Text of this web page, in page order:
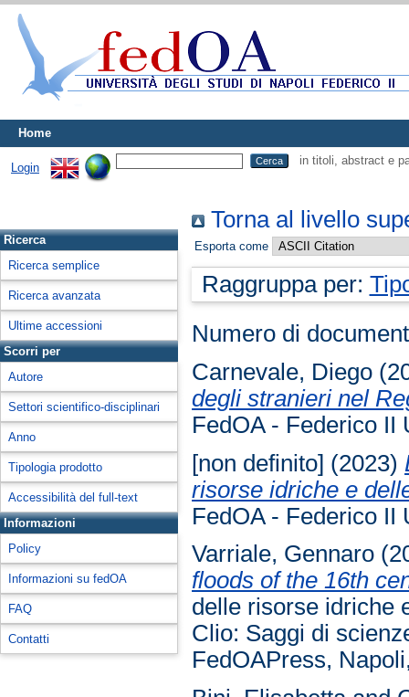
Home
Login
in titoli, abstract e
Ricerca
Ricerca semplice
Ricerca avanzata
Ultime accessioni
Scorri per
Autore
Settori scientifico-disciplinari
Anno
Tipologia prodotto
Accessibilità del full-text
Informazioni
Policy
Informazioni su fedOA
FAQ
Contatti
Torna al livello
Esporta come
Raggruppa per:
Numero di
Carnevale, Diego
degli stranieri nel
FedOA - Federico II
[non definito] (2023)
risorse idriche e
FedOA - Federico II
Varriale, Gennaro
floods of the 16th
delle risorse idriche
Clio: Saggi di
FedOAPress,